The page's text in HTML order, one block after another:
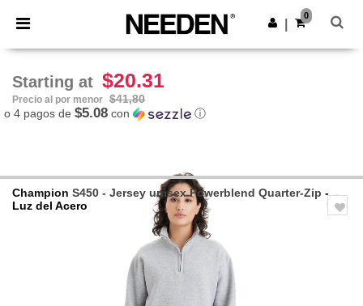
× App de Needen
¡Mejores precios en app!
Descargar app
0
Starting at $20.31
Precio al por menor $41,80
o 4 pagos de $5.08 con ⓘ
Champion S450 - Jersey unisex Powerblend Quarter-Zip -
Luz del Acero